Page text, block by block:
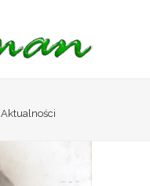
Aktualności